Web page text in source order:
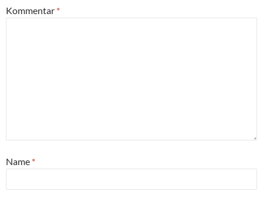
Kommentar *
Name *